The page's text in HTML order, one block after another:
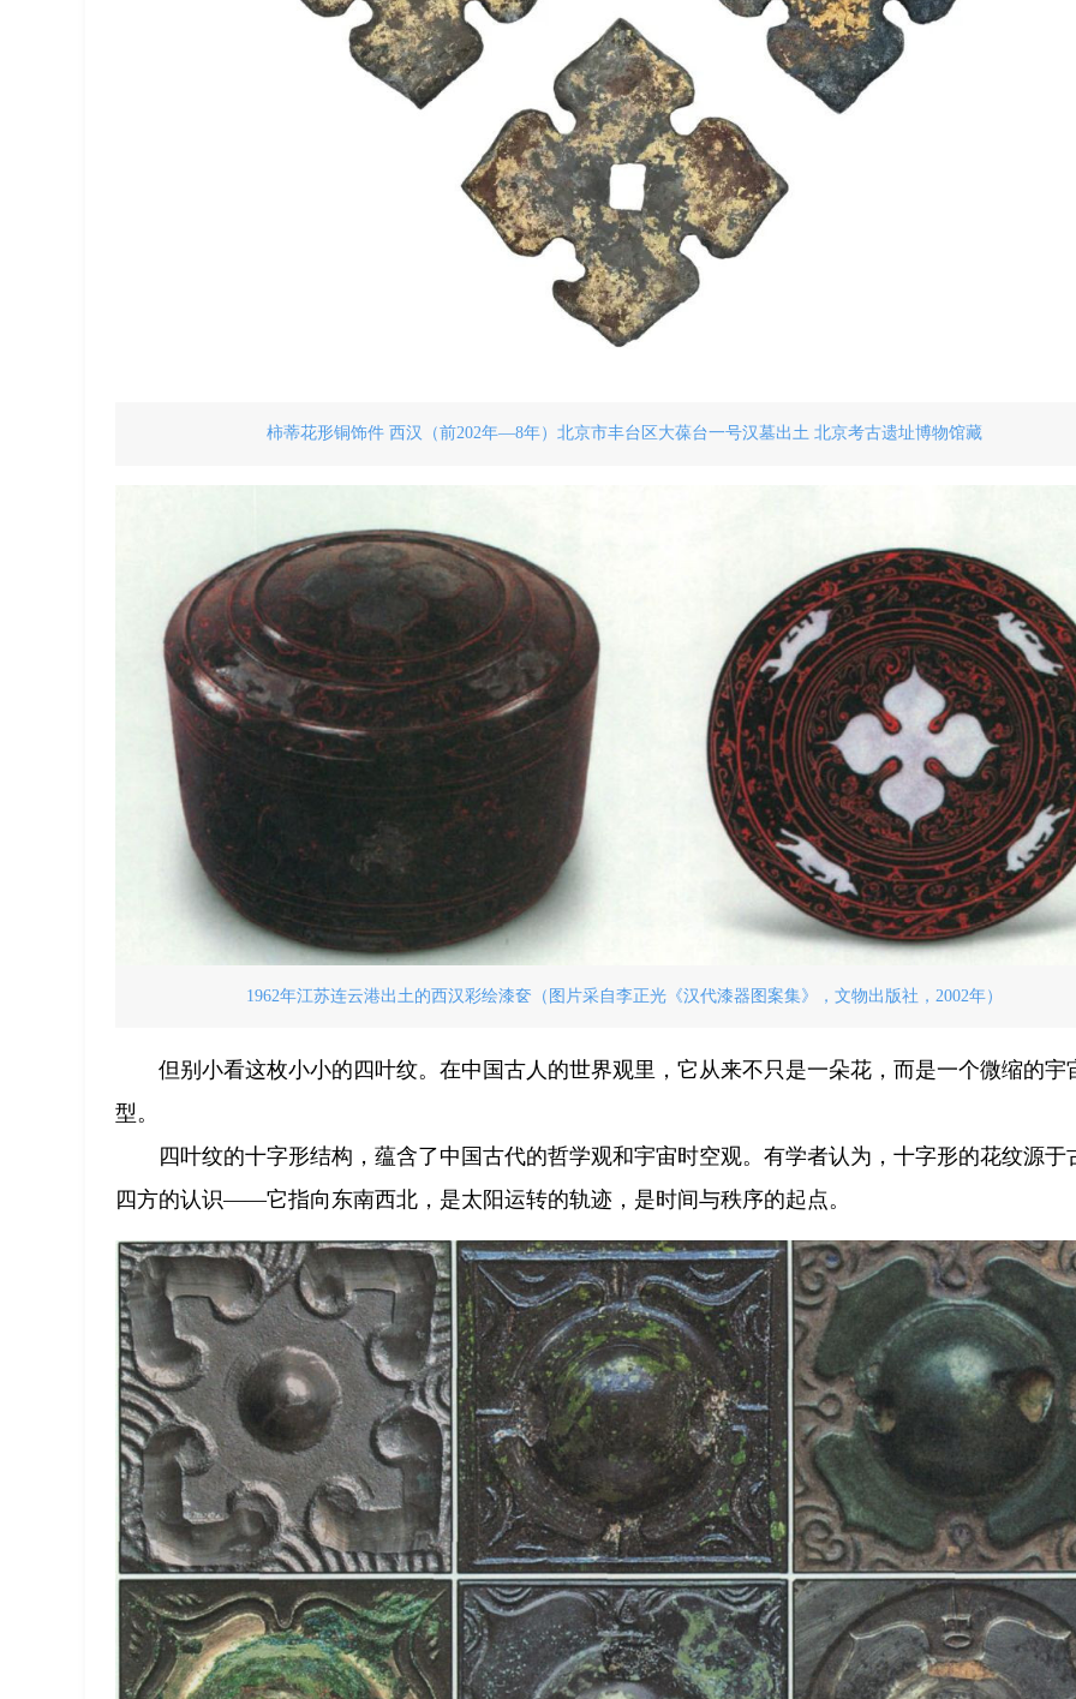
柿蒂花形铜饰件 西汉（前202年—8年）北京市丰台区大葆台一号汉墓出土 北京考古遗址博物馆藏
1962年江苏连云港出土的西汉彩绘漆奁（图片采自李正光《汉代漆器图案集》，文物出版社，2002年）
但别小看这枚小小的四叶纹。在中国古人的世界观里，它从来不只是一朵花，而是一个微缩的宇
型。
四叶纹的十字形结构，蕴含了中国古代的哲学观和宇宙时空观。有学者认为，十字形的花纹源于
四方的认识——它指向东南西北，是太阳运转的轨迹，是时间与秩序的起点。